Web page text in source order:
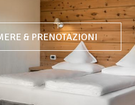
& PRENOTAZIONI